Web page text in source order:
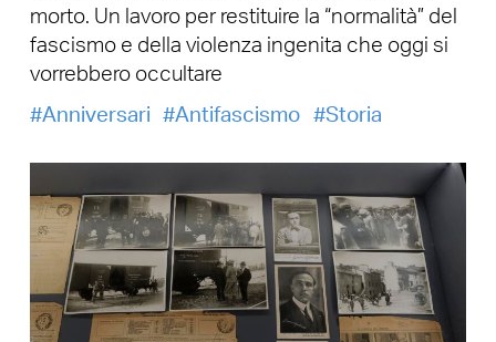
morto. Un lavoro per restituire la “normalità” del
fascismo e della violenza ingenita che oggi si
vorrebbero occultare
Anniversari
Antifascismo Storia